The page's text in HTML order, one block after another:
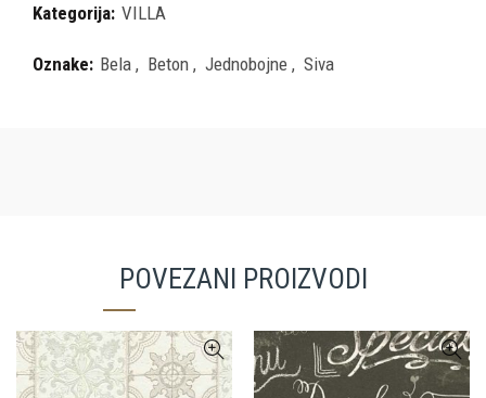
Kategorija: VILLA
Oznake: Bela , Beton , Jednobojne , Siva
POVEZANI PROIZVODI